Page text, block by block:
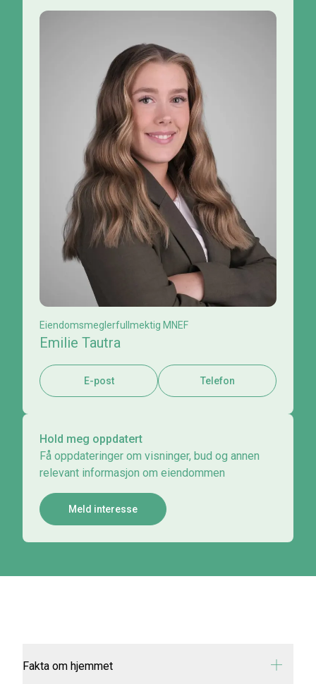
Eiendomsmeglerfullmektig MNEF
Emilie Tautra
E-post Telefon
Hold meg oppdatert
Få oppdateringer om visninger, bud og annen
relevant informasjon om eiendommen
Meld interesse
Fakta om hjemmet